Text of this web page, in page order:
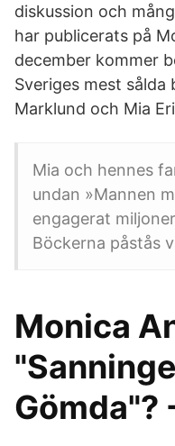
diskussion och
har publicerats på
december kommer
Sveriges mest sålda
Marklund och Mia
Mia och hennes
undan »Mannen
engagerat
Böckerna påstås
Monica
Gömda"?